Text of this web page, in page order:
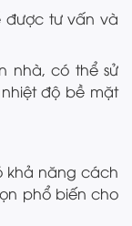
được tư vấn và
nhà, có thể sử
độ bề mặt
khả năng cách
phổ biến cho